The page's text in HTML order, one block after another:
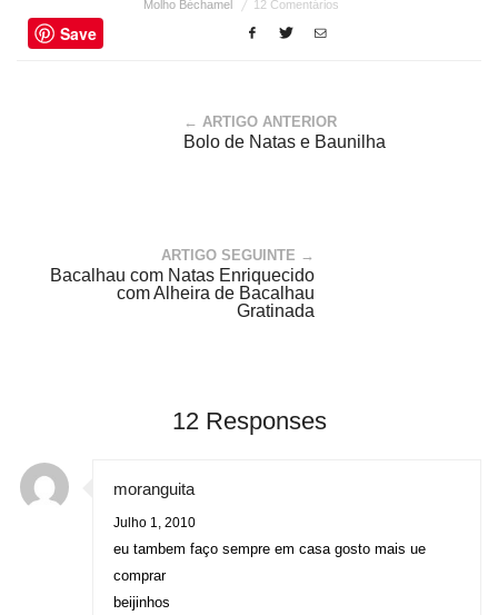
Molho Béchamel 12 Comentários
Save
← ARTIGO ANTERIOR
Bolo de Natas e Baunilha
ARTIGO SEGUINTE →
Bacalhau com Natas Enriquecido
com Alheira de Bacalhau
Gratinada
12 Responses
moranguita
Julho 1, 2010
eu tambem faço sempre em casa gosto mais ue
comprar
beijinhos